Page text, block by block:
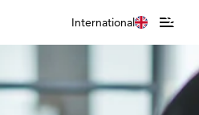
International